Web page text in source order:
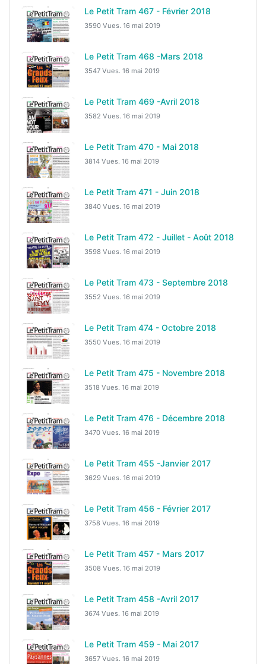
Le Petit Tram 467 - Février 2018
3590 Vues. 16 mai 2019
Le Petit Tram 468 -Mars 2018
3547 Vues. 16 mai 2019
Le Petit Tram 469 -Avril 2018
3582 Vues. 16 mai 2019
Le Petit Tram 470 - Mai 2018
3814 Vues. 16 mai 2019
Le Petit Tram 471 - Juin 2018
3840 Vues. 16 mai 2019
Le Petit Tram 472 - Juillet - Août 2018
3598 Vues. 16 mai 2019
Le Petit Tram 473 - Septembre 2018
3552 Vues. 16 mai 2019
Le Petit Tram 474 - Octobre 2018
3550 Vues. 16 mai 2019
Le Petit Tram 475 - Novembre 2018
3518 Vues. 16 mai 2019
Le Petit Tram 476 - Décembre 2018
3470 Vues. 16 mai 2019
Le Petit Tram 455 -Janvier 2017
3629 Vues. 16 mai 2019
Le Petit Tram 456 - Février 2017
3758 Vues. 16 mai 2019
Le Petit Tram 457 - Mars 2017
3508 Vues. 16 mai 2019
Le Petit Tram 458 -Avril 2017
3674 Vues. 16 mai 2019
Le Petit Tram 459 - Mai 2017
3657 Vues. 16 mai 2019